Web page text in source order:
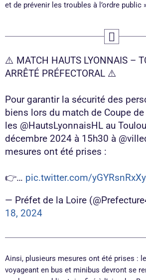
et de prévenir les troubles à l’ordre public
⚠️ MATCH HAUTS LYONNAIS –
ARRÊTÉ PRÉFECTORAL ⚠️
Pour garantir la sécurité des
biens lors du match de Coupe
les @HautsLyonnaisHL au
décembre 2024 à 15h30 à
mesures ont été prises :
👉… pic.twitter.com/yGYRsnRxXy
— Préfet de la Loire
18, 2024
Ainsi, plusieurs mesures ont été prises :
voyageant en bus et minibus devront se